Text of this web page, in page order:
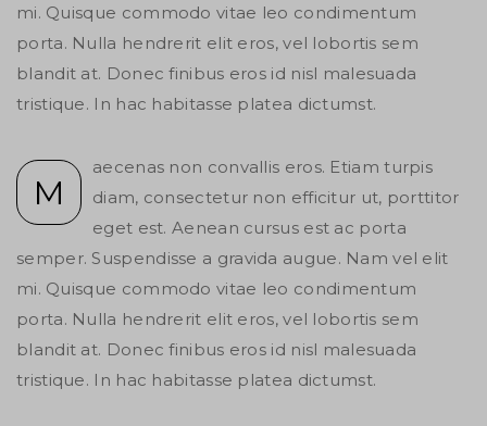
mi. Quisque commodo vitae leo condimentum
porta. Nulla hendrerit elit eros, vel lobortis sem
blandit at. Donec finibus eros id nisl malesuada
tristique. In hac habitasse platea dictumst.
M
aecenas non convallis eros. Etiam turpis
diam, consectetur non efficitur ut, porttitor
eget est. Aenean cursus est ac porta
semper. Suspendisse a gravida augue. Nam vel elit
mi. Quisque commodo vitae leo condimentum
porta. Nulla hendrerit elit eros, vel lobortis sem
blandit at. Donec finibus eros id nisl malesuada
tristique. In hac habitasse platea dictumst.